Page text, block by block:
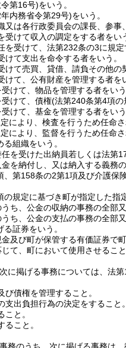
第16号)をいう。
内務省令第29号)をいう。
は各行政委員会の課長、参事
けて収入の調定をする者をい
受けて、法第232条の3に規定
て支出を命令する者をいう。
て売買、貸借、請負その他の
て、公有財産を管理する者を
けて、物品を管理する者をいう
けて、債権(法第240条第4項
けて、基金を管理する者をいう
より、検査を行うため任命さ
より、監督を行うため任命さ
組織をいう。
を受けた出納員若しくは法第
を納付し、又は納入する義務の
第158条の2第1項及び介護保
規定に基づき町が指定した指
ち、公金の収納の事務の全部
ち、公金の支払の事務の全部
証券をいう。
及び町が保管する有価証券で町
て、町において使用させること
に掲げる事務については、法
債権を管理すること。
出負担行為の決定をすること。
と。
こと。